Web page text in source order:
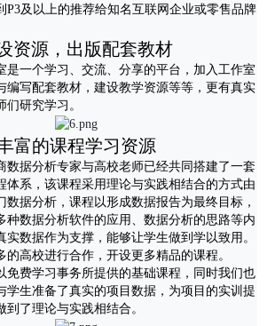
P3及以上的推荐给知名互联网企业或零售品牌
资源，出版配套教材
是一个学习、交流、分享的平台，加入工作室
编写配套教材，建设教学资源等等，更有真实
研究学习。
富的课程学习资源
数据分析专家与高校老师已经共同搭建了一套
体系，该课程采用理论与实践相结合的方式由
数据分析，课程以形成数据报告为最终目标，
种数据分析软件的应用、数据分析的思路等内
实数据作为支撑，能够让学生做到学以致用。
的高校进行合作，开设更多精品的课程。
免费学习事务所提供的基础课程，同时我们也
学生准备了真实的项目数据，为项目的实训提
了理论与实践相结合。